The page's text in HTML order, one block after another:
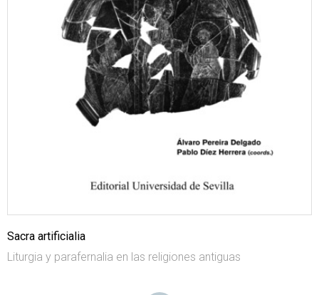
Sacra artificialia
Liturgia y parafernalia en las religiones antiguas